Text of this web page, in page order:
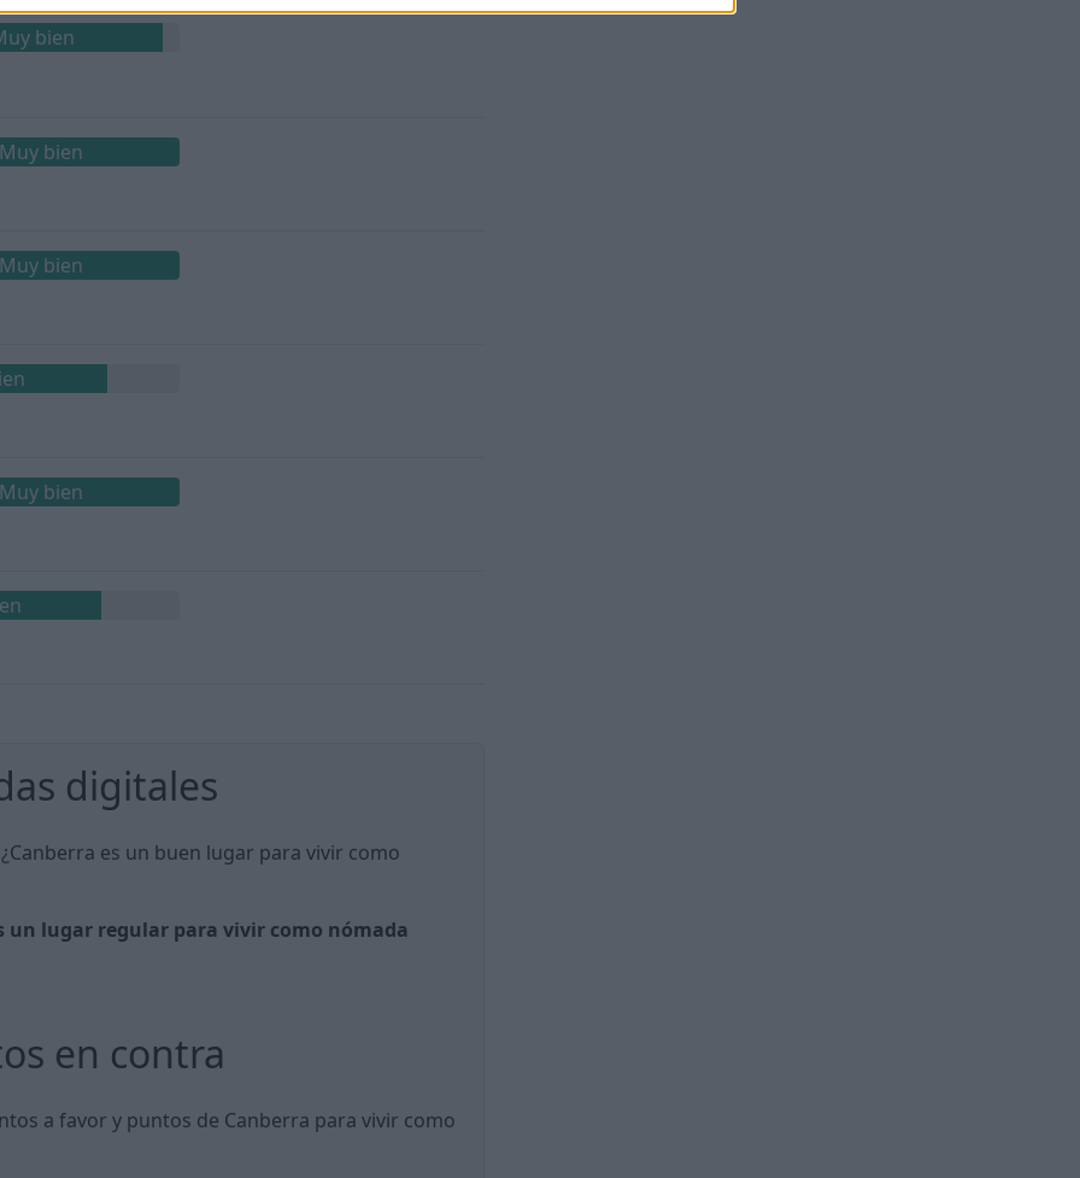
bien
Muy bien
Muy bien
Muy bien
digitales
es un buen lugar para vivir como
un lugar regular para vivir como nómada
en contra
a favor y puntos de Canberra para vivir como